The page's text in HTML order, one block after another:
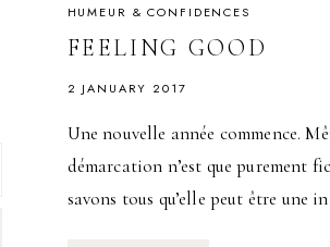
HUMEUR & CONFIDENCES
FEELING GOOD
2 JANUARY 2017
Une nouvelle année commence.
démarcation n’est que purement
savons tous qu’elle peut être une